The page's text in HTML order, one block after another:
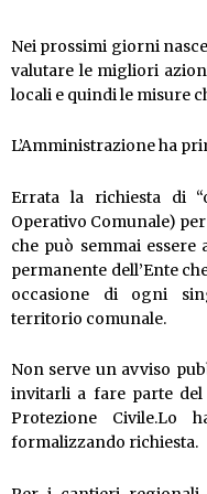
Nei prossimi giorni
valutare le migliori
locali e quindi le misure
L’Amministrazione ha
Errata la richiesta di
Operativo Comunale)
che può semmai
permanente dell’Ente
occasione di ogni
territorio comunale.
Non serve un avviso
invitarli a fare parte
Protezione Civile.Lo
formalizzando richiesta.